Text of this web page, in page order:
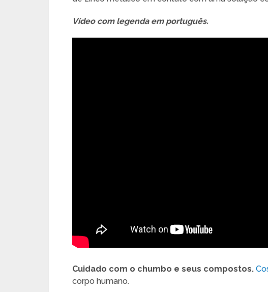
Vídeo com legenda em português.
Cuidado com o chumbo e seus compostos.
corpo humano.